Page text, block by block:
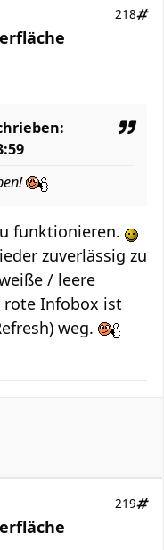
218
funktionieren.
zuverlässig zu
/ leere
rote Infobox ist
weg.
219